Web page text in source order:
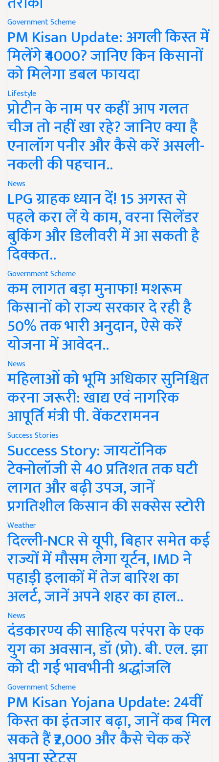
Government Scheme
PM Kisan Update: अगली किस्त में
मिलेंगे ₹4000? जानिए किन किसानों
को मिलेगा डबल फायदा
Lifestyle
प्रोटीन के नाम पर कहीं आप गलत
चीज तो नहीं खा रहे? जानिए क्या है
एनालॉग पनीर और कैसे करें असली-
नकली की पहचान..
News
LPG ग्राहक ध्यान दें! 15 अगस्त से
पहले करा लें ये काम, वरना सिलेंडर
बुकिंग और डिलीवरी में आ सकती है
दिक्कत..
Government Scheme
कम लागत बड़ा मुनाफा! मशरूम
किसानों को राज्य सरकार दे रही है
50% तक भारी अनुदान, ऐसे करें
योजना में आवेदन..
News
महिलाओं को भूमि अधिकार सुनिश्चित
करना जरूरी: खाद्य एवं नागरिक
आपूर्ति मंत्री पी. वेंकटरामनन
Success Stories
Success Story: जायटॉनिक
टेक्नोलॉजी से 40 प्रतिशत तक घटी
लागत और बढ़ी उपज, जानें
प्रगतिशील किसान की सक्सेस स्टोरी
Weather
दिल्ली-NCR से यूपी, बिहार समेत कई
राज्यों में मौसम लेगा यूर्टन, IMD ने
पहाड़ी इलाकों में तेज बारिश का
अलर्ट, जानें अपने शहर का हाल..
News
दंडकारण्य की साहित्य परंपरा के एक
युग का अवसान, डॉ (प्रो). बी. एल. झा
को दी गई भावभीनी श्रद्धांजलि
Government Scheme
PM Kisan Yojana Update: 24वीं
किस्त का इंतजार बढ़ा, जानें कब मिल
सकते हैं ₹2,000 और कैसे चेक करें